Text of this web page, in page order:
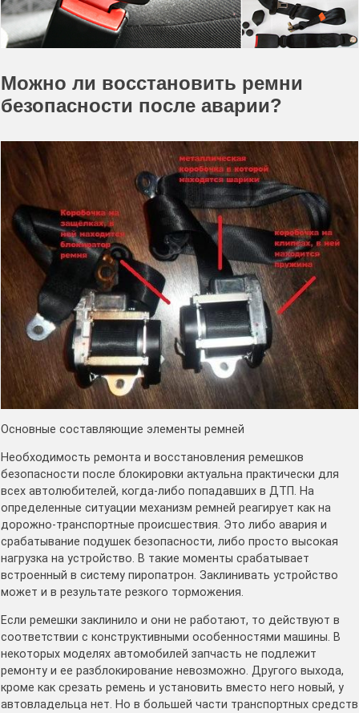
Можно ли восстановить ремни
безопасности после аварии?
Основные составляющие элементы ремней
Необходимость ремонта и восстановления ремешков
безопасности после блокировки актуальна практически для
всех автолюбителей, когда-либо попадавших в ДТП. На
определенные ситуации механизм ремней реагирует как на
дорожно-транспортные происшествия. Это либо авария и
срабатывание подушек безопасности, либо просто высокая
нагрузка на устройство. В такие моменты срабатывает
встроенный в систему пиропатрон. Заклинивать устройство
может и в результате резкого торможения.
Если ремешки заклинило и они не работают, то действуют в
соответствии с конструктивными особенностями машины. В
некоторых моделях автомобилей запчасть не подлежит
ремонту и ее разблокирование невозможно. Другого выхода,
кроме как срезать ремень и установить вместо него новый, у
автовладельца нет. Но в большей части транспортных средств